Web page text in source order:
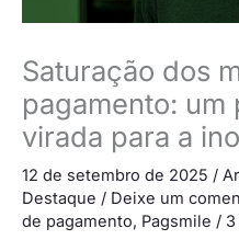
Saturação dos
pagamento: um
virada para a
12 de setembro de 2025 /
Destaque / Deixe um
de pagamento, Pagsmile /